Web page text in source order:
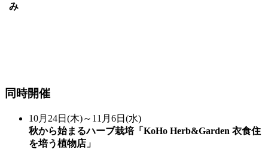
み
同時開催
10月24日(木)～11月6日(水)
秋から始まるハーブ栽培「KoHo Herb&Garden 衣食住
を培う植物店」